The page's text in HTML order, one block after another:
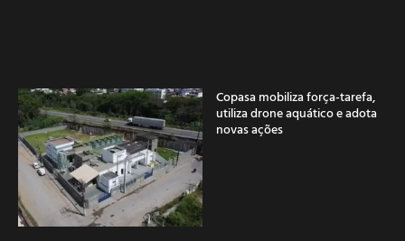
Copasa mobiliza força-tarefa,
utiliza drone aquático e adota
novas ações